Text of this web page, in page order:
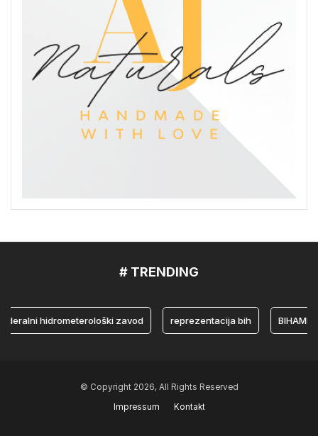
# TRENDING
hidrometerološki zavod reprezentacija bih BIHAMK
© Copyright 2026, All Rights Reserved
Impressum
Kontakt